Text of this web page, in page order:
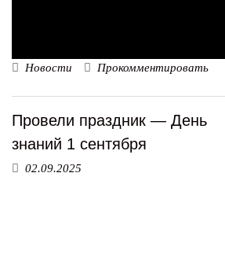
Новости Прокомментировать
Провели праздник — День
знаний 1 сентября
02.09.2025